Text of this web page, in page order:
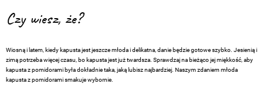
Czy wiesz, że?
Wiosną i latem, kiedy kapusta jest jeszcze młoda i delikatna, danie będzie gotowe szybko. Jesienią i
zimą potrzeba więcej czasu, bo kapusta jest już twardsza. Sprawdzaj na bieżąco jej miękkość, aby
kapusta z pomidorami była dokładnie taka, jaką lubisz najbardziej. Naszym zdaniem młoda
kapusta z pomidorami smakuje wybornie.